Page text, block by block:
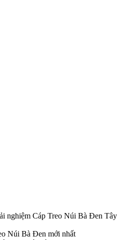
nghiệm Cáp Treo Núi Bà Đen Tây
Núi Bà Đen mới nhất